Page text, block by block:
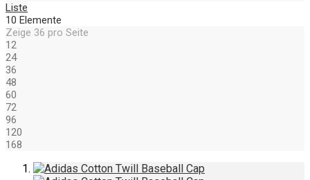
Liste
10 Elemente
Zeige 36 pro Seite
12
24
36
48
60
72
96
120
168